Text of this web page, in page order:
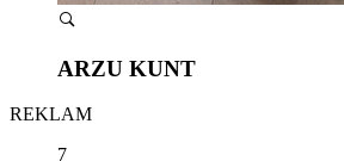
ARZU KUNT
REKLAM
7